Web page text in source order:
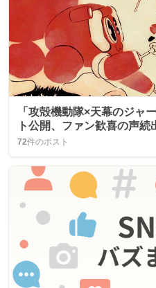
「攻殻機動隊×天幕のジャ
ト公開、ファン歓喜の声続
72件のポスト